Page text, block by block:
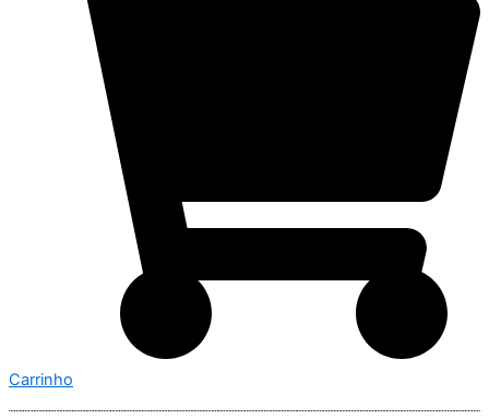
Carrinho